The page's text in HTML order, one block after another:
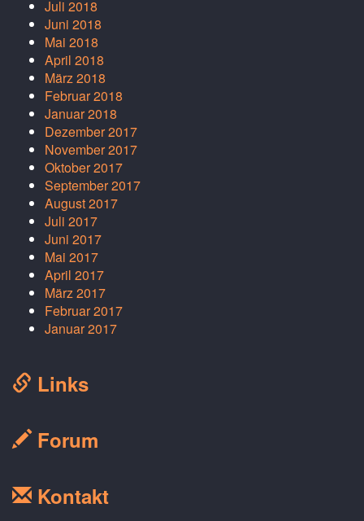
Juli 2018
Juni 2018
Mai 2018
April 2018
März 2018
Februar 2018
Januar 2018
Dezember 2017
November 2017
Oktober 2017
September 2017
August 2017
Juli 2017
Juni 2017
Mai 2017
April 2017
März 2017
Februar 2017
Januar 2017
Links
Forum
Kontakt